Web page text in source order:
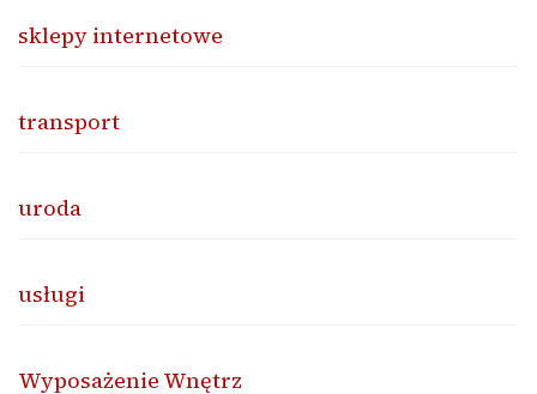
sklepy internetowe
transport
uroda
usługi
Wyposażenie Wnętrz